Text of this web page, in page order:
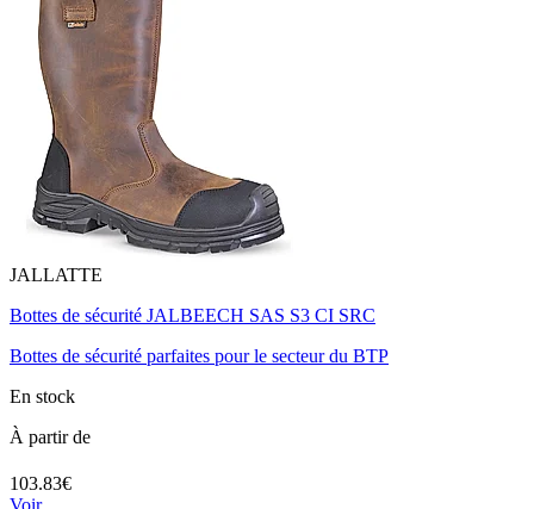
JALLATTE
Bottes de sécurité JALBEECH SAS S3 CI SRC
Bottes de sécurité parfaites pour le secteur du BTP
En stock
À partir de
103.83€
Voir